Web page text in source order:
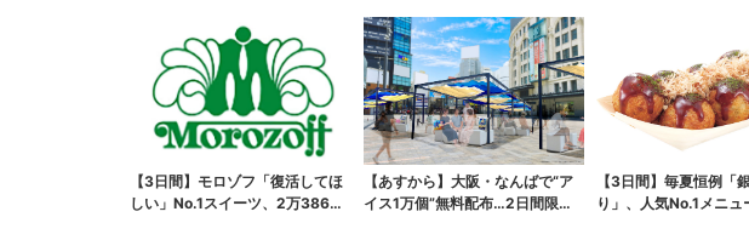
【3日間】モロゾフ「復活してほ
しい」No.1スイーツ、2万3865
【あすから】大阪・なんばで“ア
イス1万個”無料配布…2日間限定
【3日間】毎夏恒例「
り」、人気No.1メニュ